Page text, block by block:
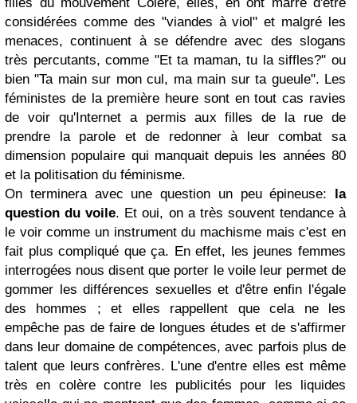
considérées comme des "viandes à viol" et malgré les
menaces, continuent à se défendre avec des slogans
très percutants, comme "Et ta maman, tu la siffles?" ou
bien "Ta main sur mon cul, ma main sur ta gueule". Les
féministes de la première heure sont en tout cas ravies
de voir qu'Internet a permis aux filles de la rue de
prendre la parole et de redonner à leur combat sa
dimension populaire qui manquait depuis les années 80
et la politisation du féminisme.
On terminera avec une question un peu épineuse: la
question du voile. Et oui, on a très souvent tendance à
le voir comme un instrument du machisme mais c'est en
fait plus compliqué que ça. En effet, les jeunes femmes
interrogées nous disent que porter le voile leur permet de
gommer les différences sexuelles et d'être enfin l'égale
des hommes ; et elles rappellent que cela ne les
empêche pas de faire de longues études et de s'affirmer
dans leur domaine de compétences, avec parfois plus de
talent que leurs confrères. L'une d'entre elles est même
très en colère contre les publicités pour les liquides